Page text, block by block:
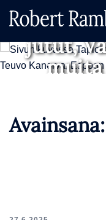
Tapiola-
jutut,
Avainsana: